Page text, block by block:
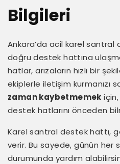
Bilgileri
Ankara’da acil karel santral
doğru destek hattına
hatlar, arızaların hızlı bir
ekiplerle iletişim kurmanızı
zaman kaybetmemek
destek hatlarını önceden
Karel santral destek hattı,
verir. Bu sayede, günün her
durumunda yardım